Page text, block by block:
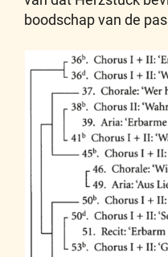
boodschap van de